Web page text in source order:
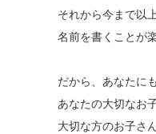
それから今まで以
名前を書くことが
だから、あなたに
あなたの大切なお
大切な方のお子さ